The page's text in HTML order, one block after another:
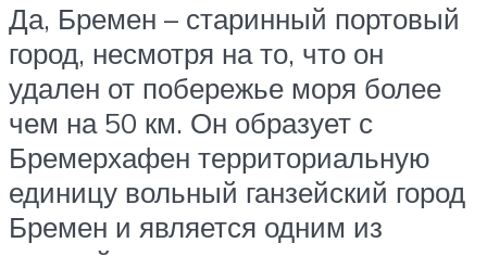
Да, Бремен – старинный портовый
город, несмотря на то, что он
удален от побережье моря более
чем на 50 км. Он образует с
Бремерхафен территориальную
единицу вольный ганзейский город
Бремен и является одним из